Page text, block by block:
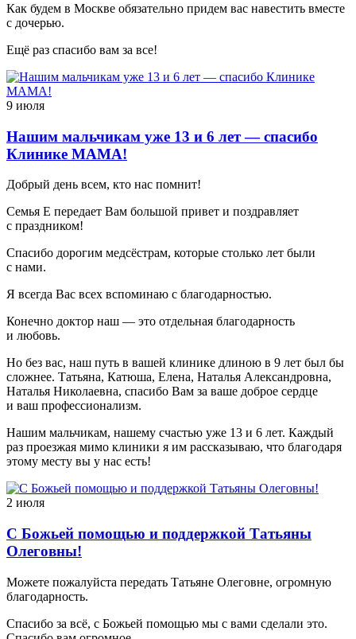
Как будем в Москве обязательно придем вас навестить вместе
с дочерью.
Ещё раз спасибо вам за все!
9 июля
Нашим мальчикам уже 13 и 6 лет — спасибо
Клинике МАМА!
Добрый день всем, кто нас помнит!
Семья Е передает Вам большой привет и поздравляет
с праздником!
Спасибо дорогим медсёстрам, которые столько лет были
с нами.
Я всегда Вас всех вспоминаю с благодарностью.
Конечно доктор наш — это отдельная благодарность
и любовь.
Но без вас, наш путь в вашей клинике длиною в 9 лет был бы
сложнее. Татьяна, Катюша, Елена, Наталья Александровна,
Наталья Николаевна, спасибо Вам за ваше доброе сердце
и ваш профессионализм.
Нашим мальчикам, нашему счастью уже 13 и 6 лет. Каждый
раз проезжая мимо клиники я им рассказываю, что благодаря
этому месту вы у нас есть!
2 июля
С Божьей помощью и поддержкой Татьяны
Олеговны!
Можете пожалуйста передать Татьяне Олеговне, огромную
благодарность.
Спасибо за всё, с Божьей помощью мы с вами сделали это.